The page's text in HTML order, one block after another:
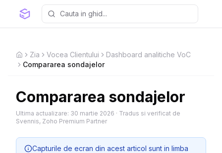
HomeZia Vocea Clientului
Dashboard analitiche VoC
Compararea sondajelor
Compararea sondajelor
Ultima actualizare: 30 martie 2026 · Tradus si verificat de
Svennis, Zoho Premium Partner
Capturile de ecran din acest articol sunt in limba